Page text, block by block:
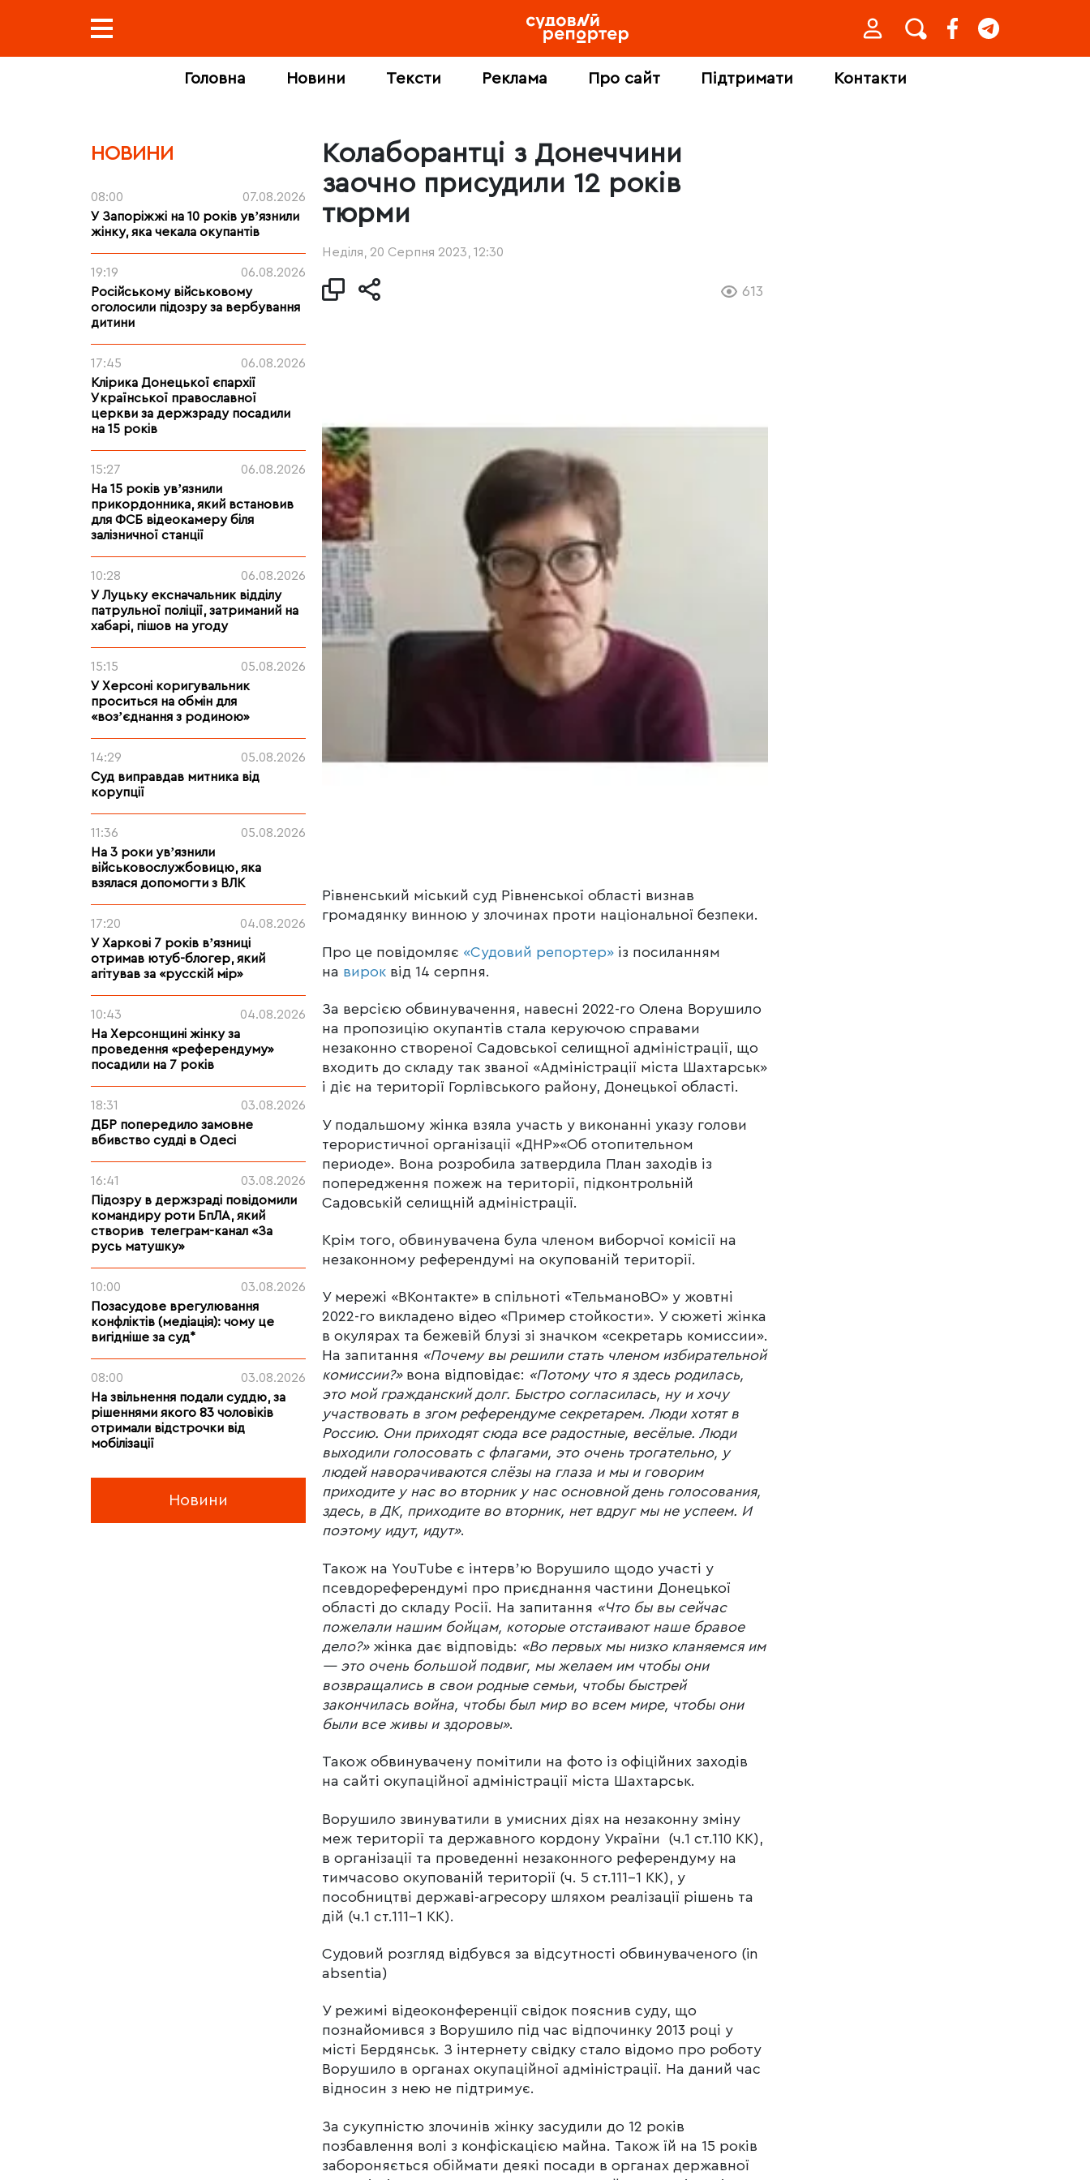
Головна Новини Тексти Реклама Про сайт Підтримати Контакти
НОВИНИ
08:00
07.08.2026
У Запоріжжі на 10 років увʼязнили
жінку, яка чекала окупантів
19:19
06.08.2026
Російському військовому
оголосили підозру за вербування
дитини
17:45
06.08.2026
Клірика Донецької єпархії
Української православної
церкви за держзраду посадили
на 15 років
15:27
06.08.2026
На 15 років увʼязнили
прикордонника, який встановив
для ФСБ відеокамеру біля
залізничної станції
10:28
06.08.2026
У Луцьку ексначальник відділу
патрульної поліції, затриманий на
хабарі, пішов на угоду
15:15
05.08.2026
У Херсоні коригувальник
проситься на обмін для
«возʼєднання з родиною»
14:29
05.08.2026
Суд виправдав митника від
корупції
11:36
05.08.2026
На 3 роки увʼязнили
військовослужбовицю, яка
взялася допомогти з ВЛК
17:20
04.08.2026
У Харкові 7 років вʼязниці
отримав ютуб-блогер, який
агітував за «русскій мір»
10:43
04.08.2026
На Херсонщині жінку за
проведення «референдуму»
посадили на 7 років
18:31
03.08.2026
ДБР попередило замовне
вбивство судді в Одесі
16:41
03.08.2026
Підозру в держзраді повідомили
командиру роти БпЛА, який
створив телеграм-канал «За
русь матушку»
10:00
03.08.2026
Позасудове врегулювання
конфліктів (медіація): чому це
вигідніше за суд*
08:00
03.08.2026
На звільнення подали суддю, за
рішеннями якого 83 чоловіків
отримали відстрочки від
мобілізації
Новини
Колаборантці з Донеччини
заочно присудили 12 років
тюрми
Неділя, 20 Серпня 2023, 12:30
613
Рівненський міський суд Рівненської області визнав
громадянку винною у злочинах проти національної безпеки.
Про це повідомляє «Судовий репортер» із посиланням
на вирок від 14 серпня.
За версією обвинувачення, навесні 2022-го Олена Ворушило
на пропозицію окупантів стала керуючою справами
незаконно створеної Садовської селищної адміністрації, що
входить до складу так званої «Адміністрації міста Шахтарськ»
і діє на території Горлівського району, Донецької області.
У подальшому жінка взяла участь у виконанні указу голови
терористичної організації «ДНР»«Об отопительном
периоде». Вона розробила затвердила План заходів із
попередження пожеж на території, підконтрольній
Садовській селищній адміністрації.
Крім того, обвинувачена була членом виборчої комісії на
незаконному референдумі на окупованій території.
У мережі «ВКонтакте» в спільноті «ТельманоВО» у жовтні
2022-го викладено відео «Пример стойкости». У сюжеті жінка
в окулярах та бежевій блузі зі значком «секретарь комиссии».
На запитання «Почему вы решили стать членом избирательной
комиссии?»вона відповідає: «Потому что я здесь родилась,
это мой гражданский долг. Быстро согласилась, ну и хочу
участвовать в згом референдуме секретарем. Люди хотят в
Россию. Они приходят сюда все радостные, весёлые. Люди
выходили голосовать с флагами, это очень трогательно, у
людей наворачиваются слёзы на глаза и мы и говорим
приходите у нас во вторник у нас основной день голосования,
здесь, в ДК, приходите во вторник, нет вдруг мы не успеем. И
поэтому идут, идут».
Також на YouTube є інтервʼю Ворушило щодо участі у
псевдореферендумі про приєднання частини Донецької
області до складу Росії. На запитання «Что бы вы сейчас
пожелали нашим бойцам, которые отстаивают наше бравое
дело?» жінка дає відповідь: «Во первых мы низко кланяемся им
— это очень большой подвиг, мы желаем им чтобы они
возвращались в свои родные семьи, чтобы быстрей
закончилась война, чтобы был мир во всем мире, чтобы они
были все живы и здоровы».
Також обвинувачену помітили на фото із офіційних заходів
на сайті окупаційної адміністрації міста Шахтарськ.
Ворушило звинуватили в умисних діях на незаконну зміну
меж території та державного кордону України (ч.1 ст.110 КК),
в організації та проведенні незаконного референдуму на
тимчасово окупованій території (ч. 5 ст.111-1 КК), у
пособництві державі-агресору шляхом реалізації рішень та
дій (ч.1 ст.111-1 КК).
Судовий розгляд відбувся за відсутності обвинуваченого (in
absentia)
У режимі відеоконференції свідок пояснив суду, що
познайомився з Ворушило під час відпочинку 2013 році у
місті Бердянськ. З інтернету свідку стало відомо про роботу
Ворушило в органах окупаційної адміністрації. На даний час
відносин з нею не підтримує.
За сукупністю злочинів жінку засудили до 12 років
позбавлення волі з конфіскацією майна. Також їй на 15 років
забороняється обіймати деякі посади в органах державної